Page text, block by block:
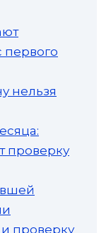
первого
нельзя
проверку
и проверку